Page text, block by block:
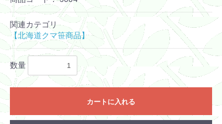
関連カテゴリ
【北海道クマ笹商品】
数量
カートに入れる